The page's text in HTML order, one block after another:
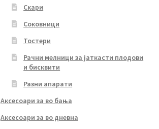
Скари
Соковници
Тостери
Рачни мелници за јаткасти плодови
и бисквити
Разни апарати
Аксесоари за во бања
Аксесоари за во дневна